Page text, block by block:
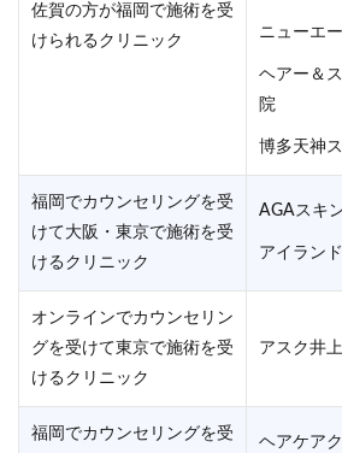
佐賀の方が福岡で施術を受
けられるクリニック
ニューエ
ヘアー＆
院
博多天神
福岡でカウンセリングを受
けて大阪・東京で施術を受
けるクリニック
AGAスキ
アイラン
オンラインでカウンセリン
グを受けて東京で施術を受
けるクリニック
アスク井
福岡でカウンセリングを受
ヘアケア